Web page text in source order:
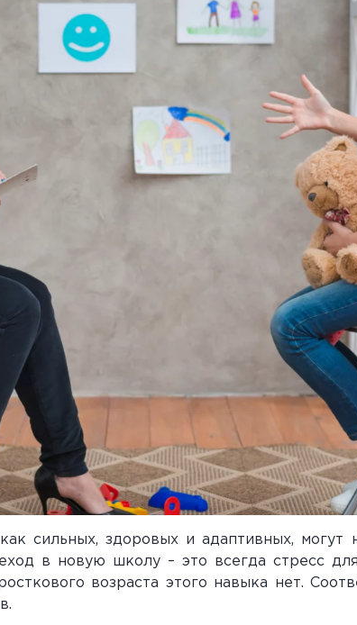
сильных, здоровых и адаптивных, могут
в новую школу – это всегда стресс
возраста этого навыка нет.